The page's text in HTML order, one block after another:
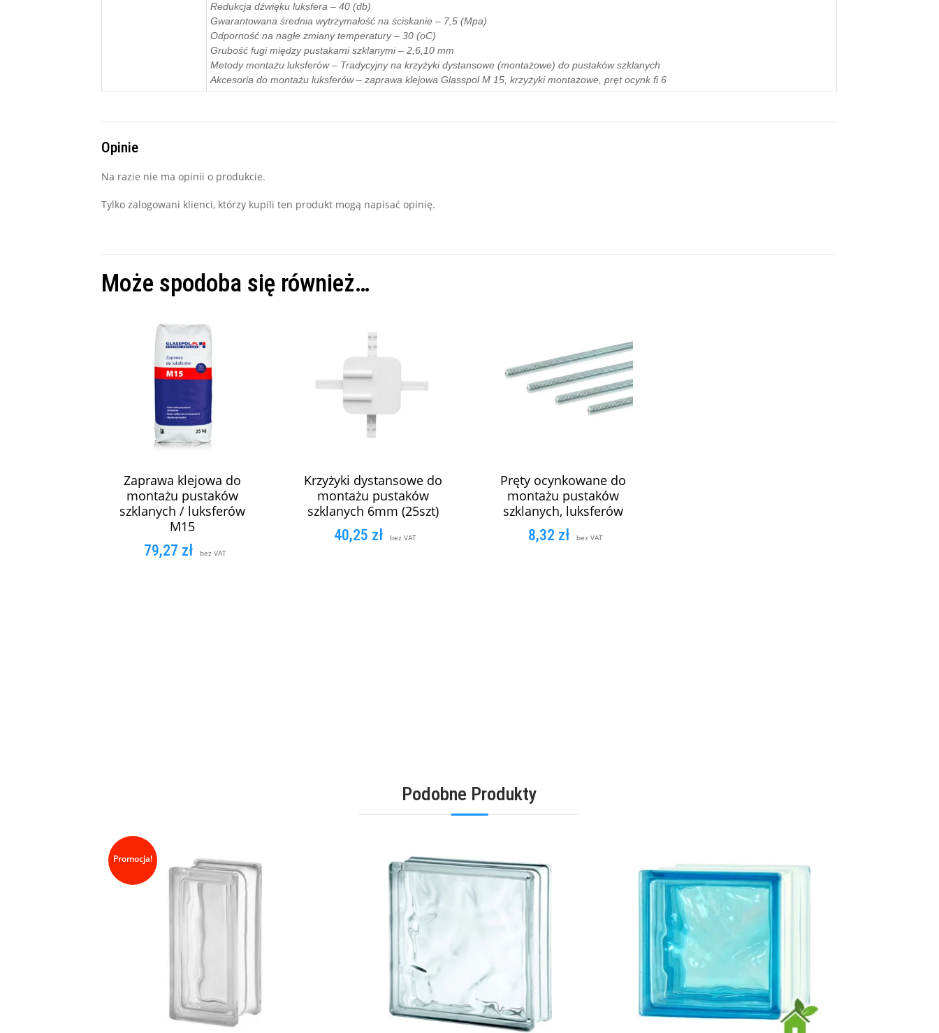
Redukcja dźwięku luksfera – 40 (db)
Gwarantowana średnia wytrzymałość na ściskanie – 7,5 (Mpa)
Odporność na nagłe zmiany temperatury – 30 (oC)
Grubość fugi między pustakami szklanymi – 2,6,10 mm
Metody montażu luksferów – Tradycyjny na krzyżyki dystansowe (montażowe) do pustaków szklanych
Akcesoria do montażu luksferów – zaprawa klejowa Glasspol M 15, krzyżyki montażowe, pręt ocynk fi 6
Opinie
Na razie nie ma opinii o produkcie.
Tylko zalogowani klienci, którzy kupili ten produkt mogą napisać opinię.
Może spodoba się również…
Zaprawa klejowa do
montażu pustaków
szklanych / luksferów
M15
79,27 zł bez VAT
Krzyżyki dystansowe do
montażu pustaków
szklanych 6mm (25szt)
40,25 zł bez VAT
Pręty ocynkowane do
montażu pustaków
szklanych, luksferów
8,32 zł bez VAT
Podobne Produkty
Promocja!